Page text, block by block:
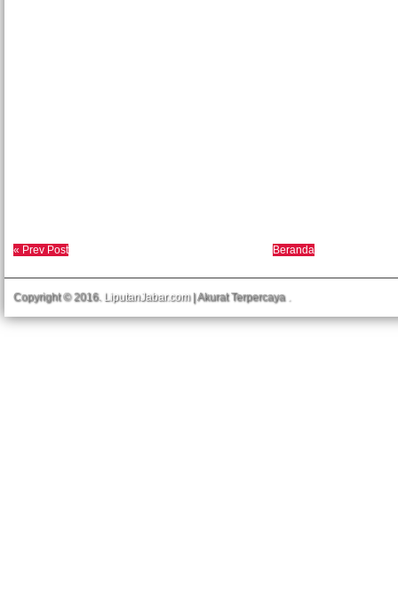
« Prev Post Beranda
Copyright © 2016. LiputanJabar.com| Akurat Terpercaya